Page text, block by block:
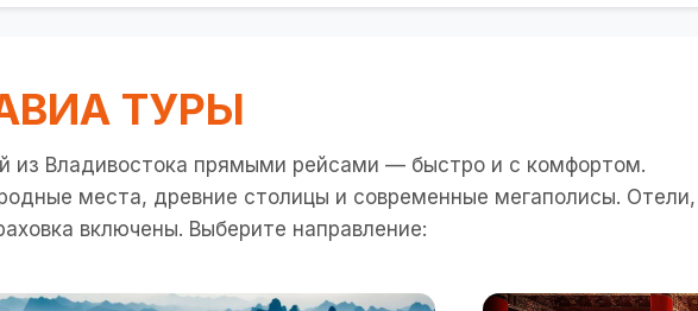
ТУРЫ
из Владивостока прямыми рейсами — быстро и с комфортом.
места, древние столицы и современные мегаполисы. Отели,
включены. Выберите направление: